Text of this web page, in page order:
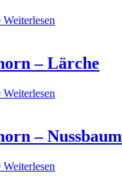
Weiterlesen
– Lärche
Weiterlesen
– Nussbaum
Weiterlesen